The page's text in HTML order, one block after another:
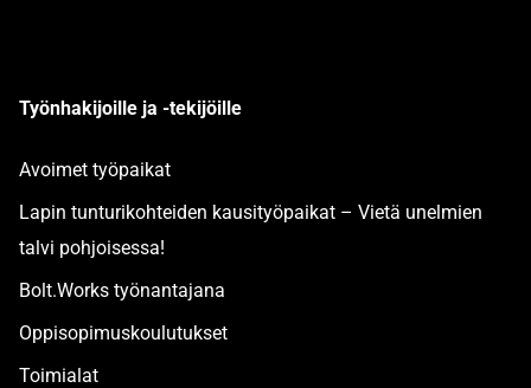
Työnhakijoille ja -tekijöille
Avoimet työpaikat
Lapin tunturikohteiden kausityöpaikat – Vietä unelmien
talvi pohjoisessa!
Bolt.Works työnantajana
Oppisopimuskoulutukset
Toimialat